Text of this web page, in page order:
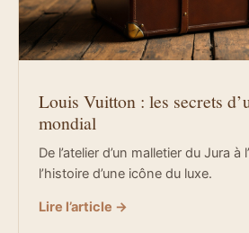
Louis Vuitton : les secrets
mondial
De l’atelier d’un malletier du Jura à
l’histoire d’une icône du luxe.
Lire l’article →